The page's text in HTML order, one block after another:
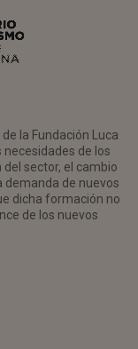
la Fundación Luca
de los
sector, el cambio
demanda de nuevos
dicha formación no
de los nuevos